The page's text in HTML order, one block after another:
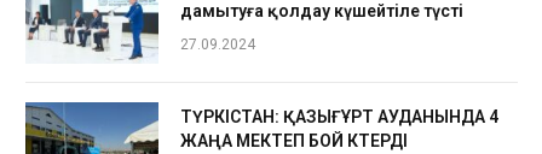
дамытуға қолдау күшейтіле түсті
27.09.2024
ТҮРКІСТАН: ҚАЗЫҒҰРТ АУДАНЫНДА 4
ЖАҢА МЕКТЕП БОЙ КӨТЕРДІ